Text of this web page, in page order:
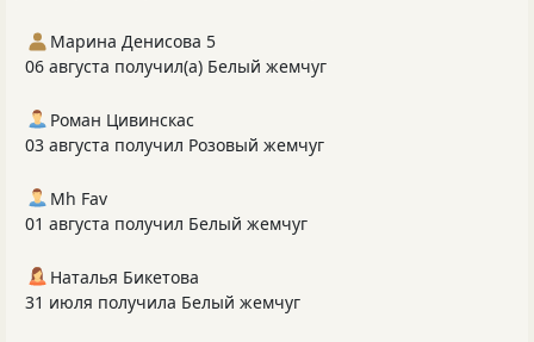
Марина Денисова 5
06 августа получил(а) Белый жемчуг
Роман Цивинскас
03 августа получил Розовый жемчуг
Mh Fav
01 августа получил Белый жемчуг
Наталья Бикетова
31 июля получила Белый жемчуг